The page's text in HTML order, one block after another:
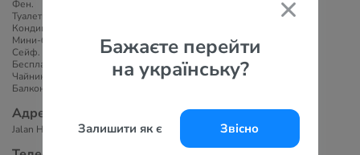
Бажаєте перейти
на українську?
Залишити як є Звісно
Фен.
Туалетно-косметические принадлежности.
Кондиционер.
Мини-бар.
Сейф.
Бесплатный Wi-Fi.
Чайник/кофеварка.
Балкон или терраса.
Адрес
Jalan Hanoman, Pengosekan, Ubud, Bali, 80571, Индонезия